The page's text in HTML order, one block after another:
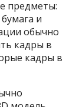
предметы:
и
обычно
кадры в
кадры в